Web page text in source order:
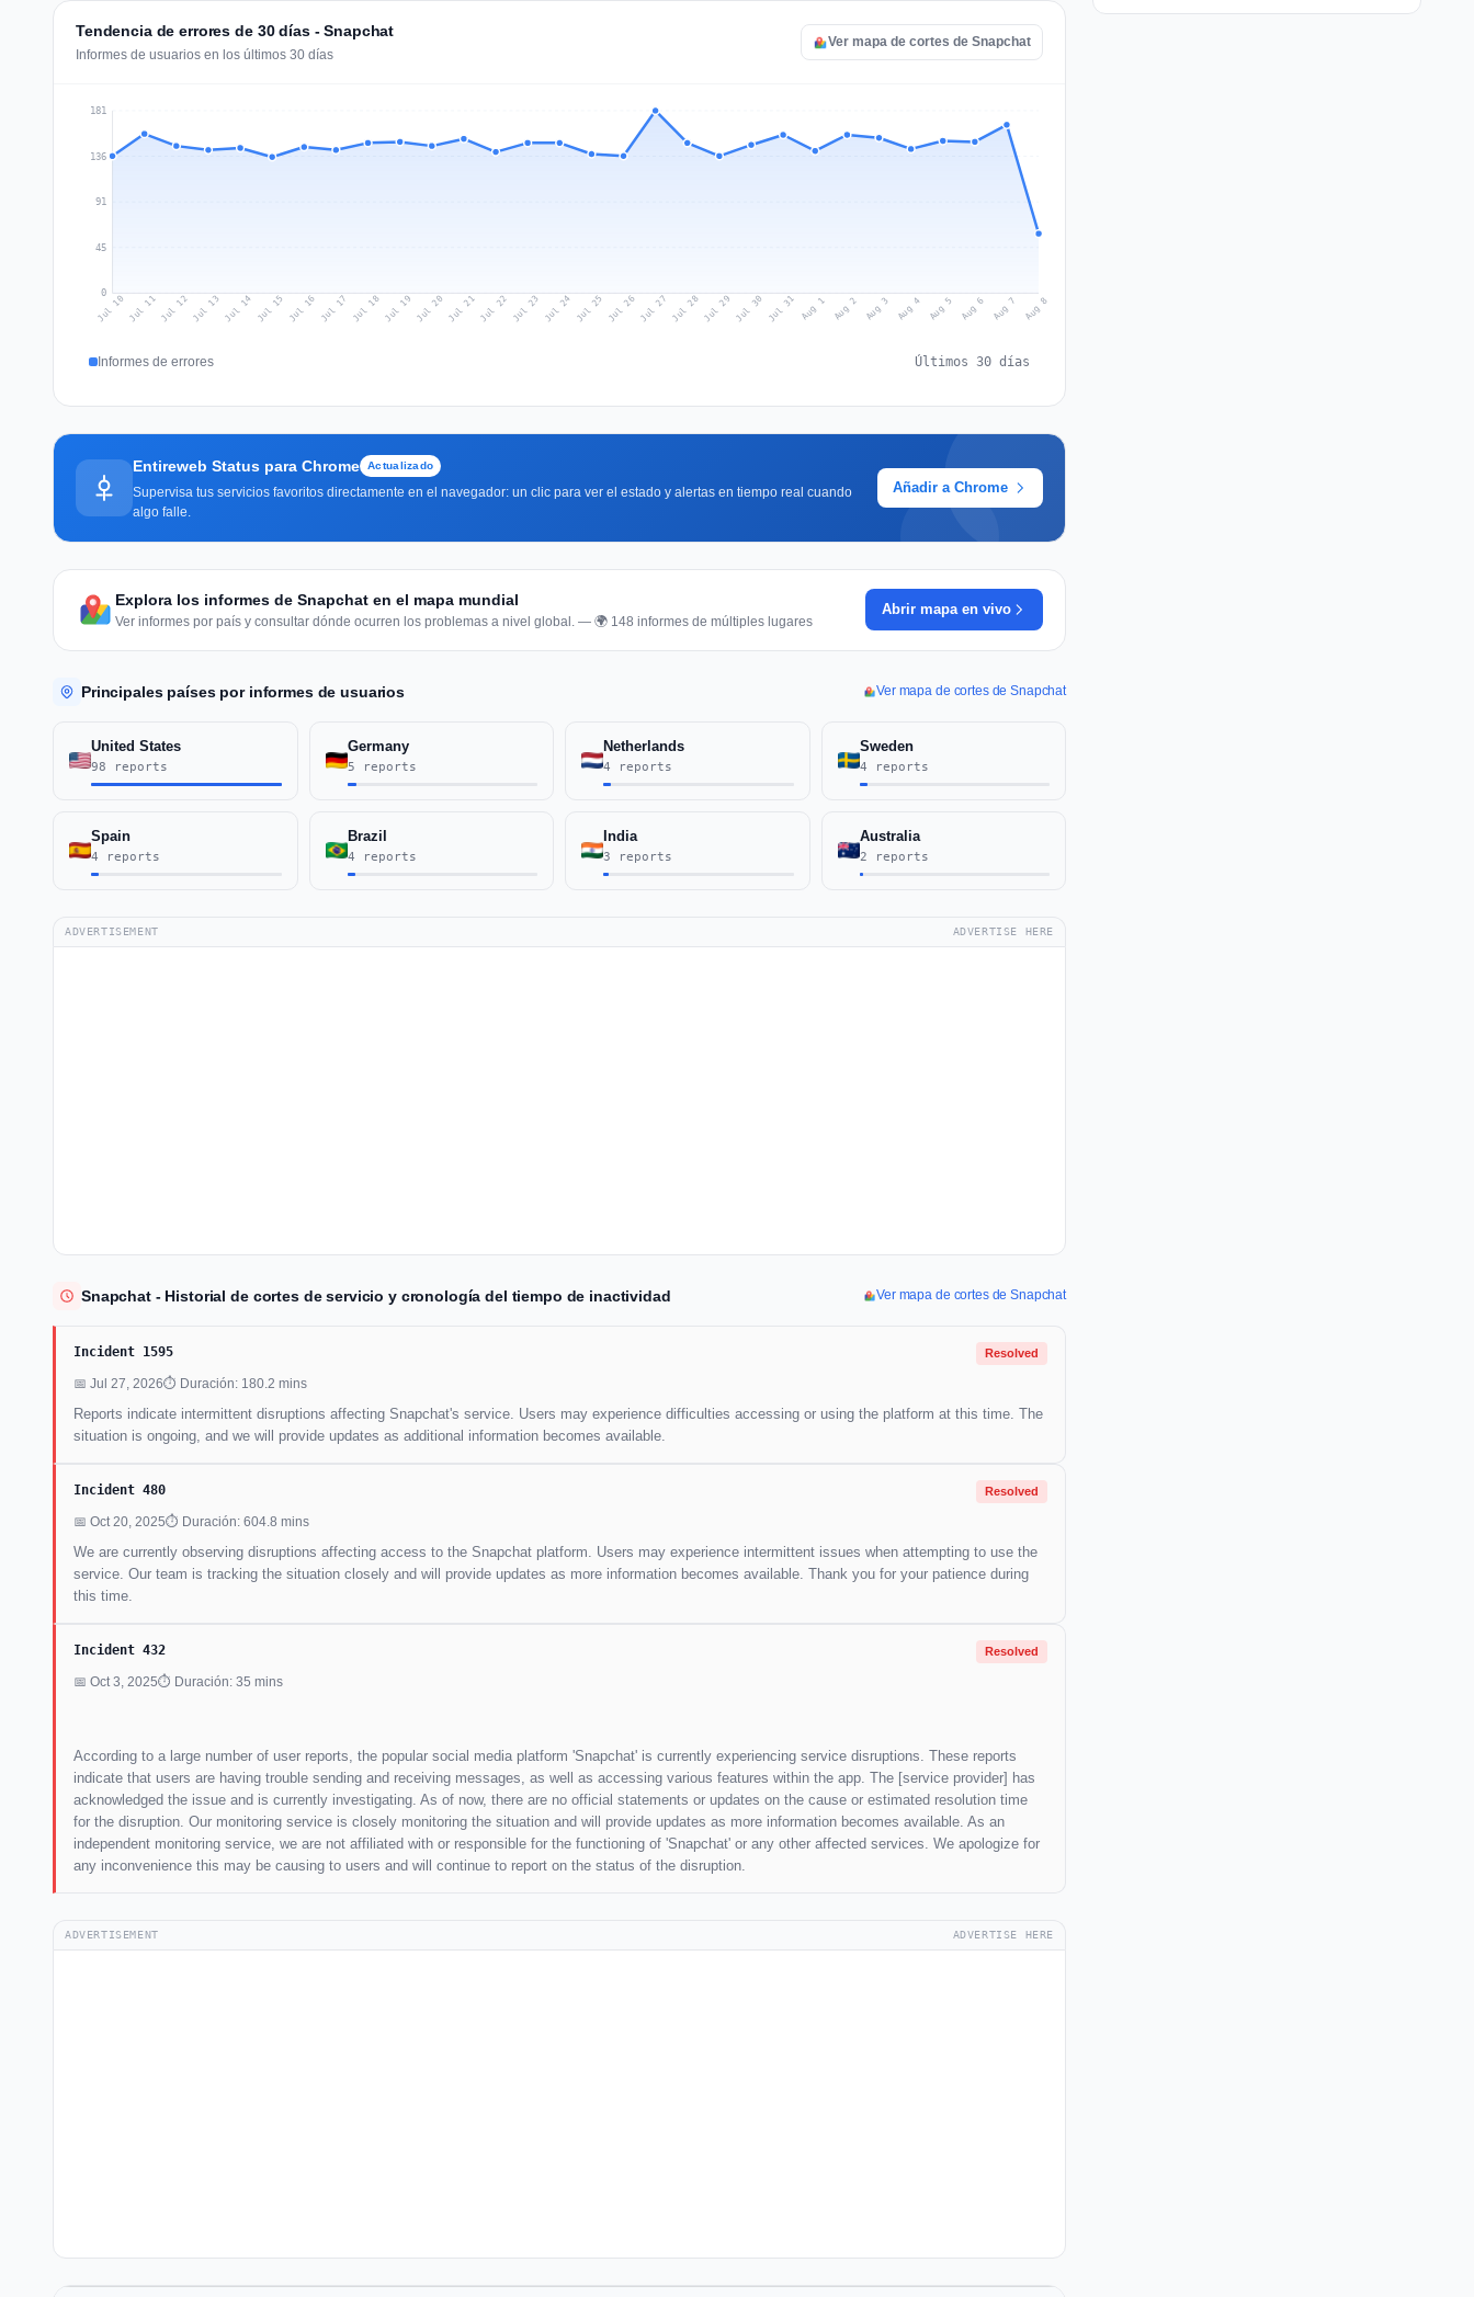
Tendencia de errores de 30 días - Snapchat
Informes de usuarios en los últimos 30 días
Ver mapa de cortes de Snapchat
0
45
91
136
181
Jul 10 Jul 11Jul 12Jul 13 Jul 14 Jul 15 Jul 16 Jul 17 Jul 18Jul 19 Jul 20 Jul 21Jul 22 Jul 23 Jul 24 Jul 25 Jul 26Jul 27 Jul 28Jul 29 Jul 30 Jul 31 Aug 1 Aug 2 Aug 3 Aug 4 Aug 5 Aug 6 Aug 7 Aug 8
Informes de errores Últimos 30 días
Entireweb Status para Chrome Actualizado
Supervisa tus servicios favoritos directamente en el navegador: un clic para ver el estado y alertas en tiempo real cuando
algo falle.
Añadir a Chrome
Explora los informes de Snapchat en el mapa mundial
Ver informes por país y consultar dónde ocurren los problemas a nivel global. — 🌍 148 informes de múltiples lugares
Abrir mapa en vivo
Principales países por informes de usuarios Ver mapa de cortes de Snapchat
United States
98 reports
Germany
5 reports
Netherlands
4 reports
Sweden
4 reports
Spain
4 reports
Brazil
4 reports
India
3 reports
Australia
2 reports
ADVERTISEMENT ADVERTISE HERE
Snapchat - Historial de cortes de servicio y cronología del tiempo de inactividad Ver mapa de cortes de Snapchat
Incident 1595 Resolved
📅 Jul 27, 2026⏱ Duración: 180.2 mins
Reports indicate intermittent disruptions affecting Snapchat's service. Users may experience difficulties accessing or using the platform at this time. The
situation is ongoing, and we will provide updates as additional information becomes available.
Incident 480 Resolved
📅 Oct 20, 2025⏱ Duración: 604.8 mins
We are currently observing disruptions affecting access to the Snapchat platform. Users may experience intermittent issues when attempting to use the
service. Our team is tracking the situation closely and will provide updates as more information becomes available. Thank you for your patience during
this time.
Incident 432 Resolved
📅 Oct 3, 2025⏱ Duración: 35 mins
According to a large number of user reports, the popular social media platform 'Snapchat' is currently experiencing service disruptions. These reports
indicate that users are having trouble sending and receiving messages, as well as accessing various features within the app. The [service provider] has
acknowledged the issue and is currently investigating. As of now, there are no official statements or updates on the cause or estimated resolution time
for the disruption. Our monitoring service is closely monitoring the situation and will provide updates as more information becomes available. As an
independent monitoring service, we are not affiliated with or responsible for the functioning of 'Snapchat' or any other affected services. We apologize for
any inconvenience this may be causing to users and will continue to report on the status of the disruption.
ADVERTISEMENT ADVERTISE HERE